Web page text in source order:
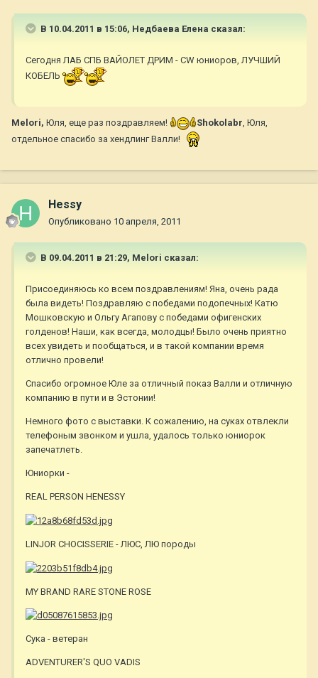
В 10.04.2011 в 15:06, Недбаева Елена сказал:
Сегодня ЛАБ СПБ ВАЙОЛЕТ ДРИМ - CW юниоров, ЛУЧШИЙ
КОБЕЛЬ
Melori, Юля, еще раз поздравляем! Shokolabr, Юля,
отдельное спасибо за хендлинг Валли!
Hessy
Опубликовано 10 апреля, 2011
В 09.04.2011 в 21:29, Melori сказал:
Присоединяюсь ко всем поздравлениям! Яна, очень рада
была видеть! Поздравляю с победами подопечных! Катю
Мошковскую и Ольгу Агапову с победами офигенских
голденов! Наши, как всегда, молодцы! Было очень приятно
всех увидеть и пообщаться, и в такой компании время
отлично провели!
Спасибо огромное Юле за отличный показ Валли и отличную
компанию в пути и в Эстонии!
Немного фото с выставки. К сожалению, на суках отвлекли
телефоным звонком и ушла, удалось только юниорок
запечатлеть.
Юниорки -
REAL PERSON HENESSY
LINJOR CHOCISSERIE - ЛЮС, ЛЮ породы
MY BRAND RARE STONE ROSE
Сука - ветеран
ADVENTURER'S QUO VADIS